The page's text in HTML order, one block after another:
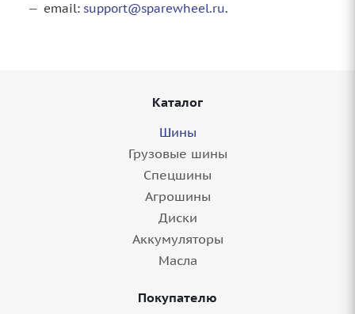
email: support@sparewheel.ru.
Каталог
Шины
Грузовые шины
Спецшины
Агрошины
Диски
Аккумуляторы
Масла
Покупателю